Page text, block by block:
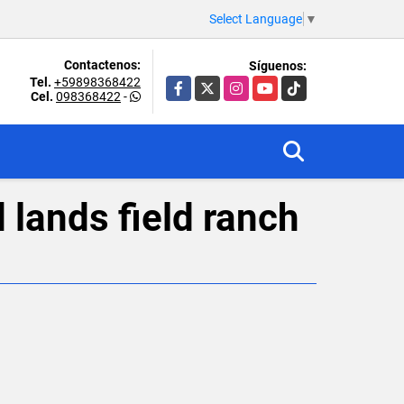
Select Language ▼
Contactenos:
Tel. +59898368422
Cel. 098368422 -
Síguenos:
Facebook
X InstagramYouTubeTikTok
field ranch